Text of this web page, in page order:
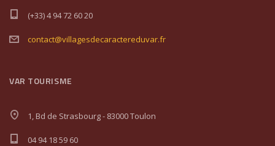
(+33) 4 94 72 60 20
contact@villagesdecaractereduvar.fr
VAR TOURISME
1, Bd de Strasbourg - 83000 Toulon
04 94 18 59 60